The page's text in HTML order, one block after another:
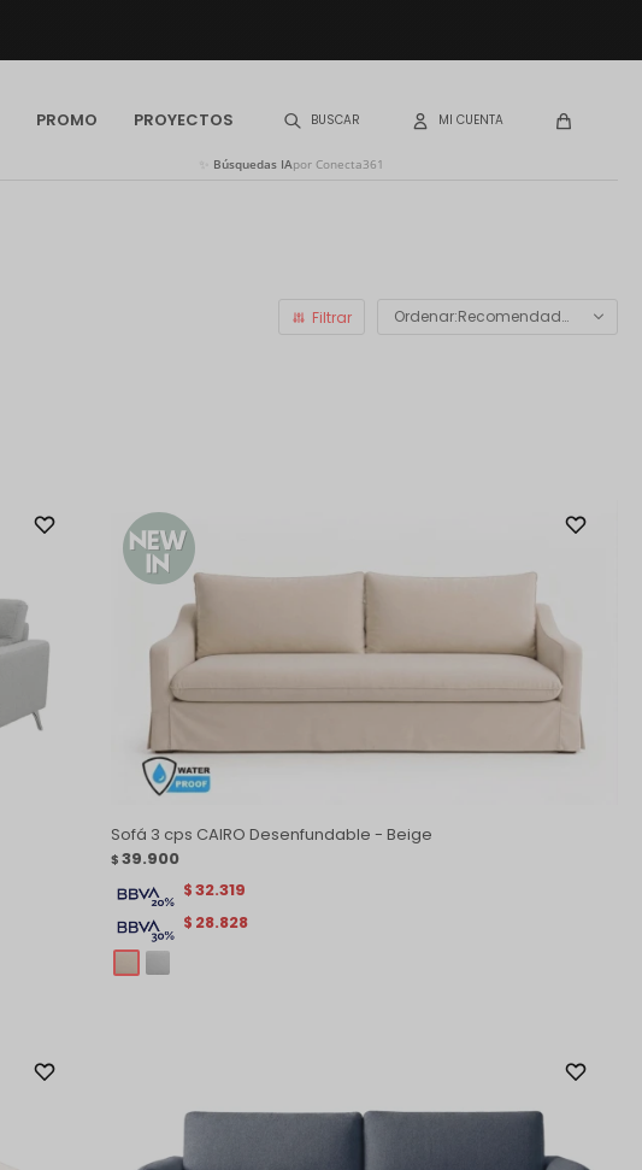
PROMO PROYECTOS
Búsquedas IApor Conecta361
Recomendados
Sofá 3 cps CAIRO Desenfundable - Beige
$ 39.900
$ 28.828
$32.319